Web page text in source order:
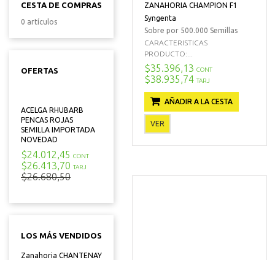
CESTA DE COMPRAS
0 artículos
OFERTAS
ACELGA RHUBARB
PENCAS ROJAS
SEMILLA IMPORTADA
NOVEDAD
$24.012,45 CONT
$26.413,70 TARJ
$26.680,50
LOS MÁS VENDIDOS
Zanahoria CHANTENAY
ZANAHORIA CHAMPION F1
Syngenta
Sobre por 500.000 Semillas
CARACTERISTICAS
PRODUCTO:...
$35.396,13 CONT
$38.935,74 TARJ
AÑADIR A LA CESTA
VER